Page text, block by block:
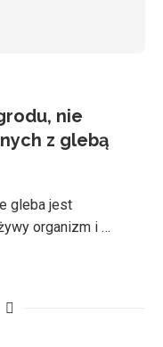
nie
z glebą
gleba jest
organizm i …